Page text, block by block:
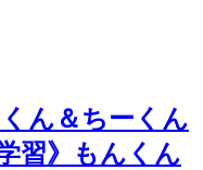
くん＆ちーくん
習》もんくん